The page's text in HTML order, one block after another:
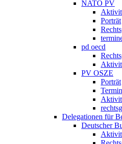
NATO PV
Porträt
pd oecd
PV OSZE
Porträt
Delegationen für
Deutscher